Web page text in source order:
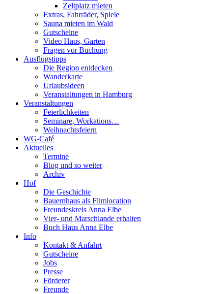
Zeltplatz mieten
Extras, Fahrräder, Spiele
Sauna mieten im Wald
Gutscheine
Video Haus, Garten
Fragen vor Buchung
Ausflugstipps
Die Region entdecken
Wanderkarte
Urlaubsideen
Veranstaltungen in Hamburg
Veranstaltungen
Feierlichkeiten
Seminare, Workations…
Weihnachtsfeiern
WG-Café
Aktuelles
Termine
Blog und so weiter
Archiv
Hof
Die Geschichte
Bauernhaus als Filmlocation
Freundeskreis Anna Elbe
Vier- und Marschlande erhalten
Buch Haus Anna Elbe
Info
Kontakt & Anfahrt
Gutscheine
Jobs
Presse
Förderer
Freunde